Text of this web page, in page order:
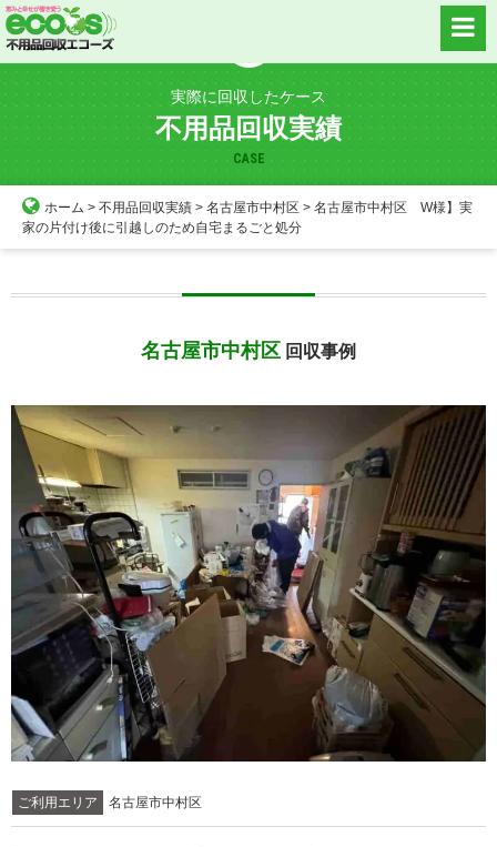
Skip
to
実際に回収したケース
不用品回収実績
CASE
ホーム > 不用品回収実績 > 名古屋市中村区 > 名古屋市中村区 W様】実
家の片付け後に引越しのため自宅まるごと処分
名古屋市中村区 回収事例
ご利用エリア 名古屋市中村区